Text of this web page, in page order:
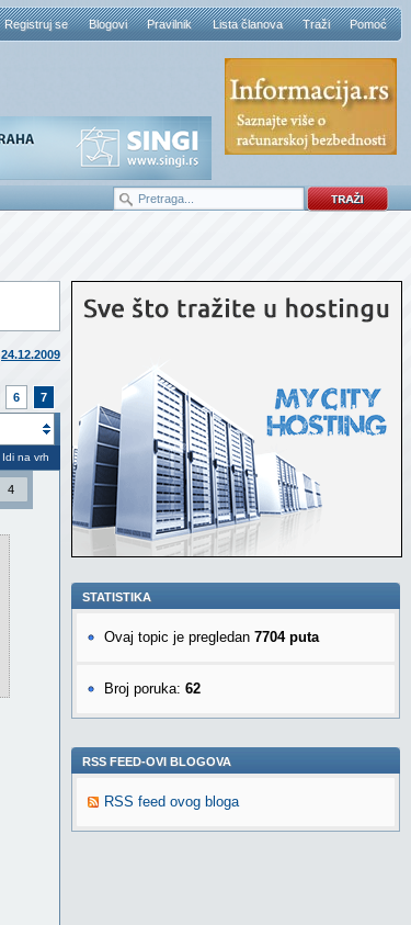
Registruj se Blogovi Pravilnik Lista članova Traži Pomoć
24.12.2009
6 7
Idi na vrh
4
STATISTIKA
Ovaj topic je pregledan 7704 puta
Broj poruka: 62
RSS FEED-OVI BLOGOVA
RSS feed ovog bloga